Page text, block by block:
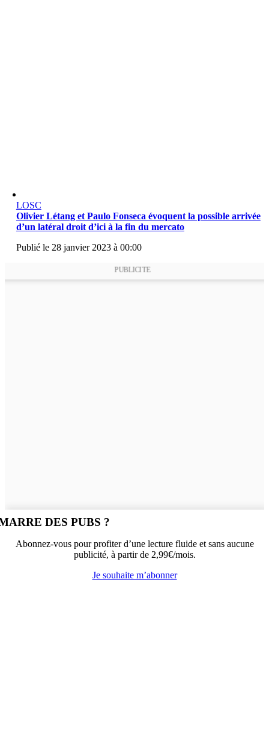
LOSC
Olivier Létang et Paulo Fonseca évoquent la possible arrivée
d’un latéral droit d’ici à la fin du mercato
Publié le 28 janvier 2023 à 00:00
PUBLICITE
DES PUBS ?
Abonnez-vous pour profiter d’une lecture fluide et sans aucune
publicité, à partir de 2,99€/mois.
Je souhaite m’abonner